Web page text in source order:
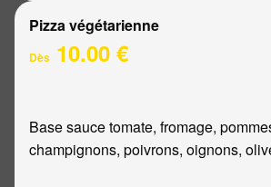
Pizza végétarienne
Dès 10.00 €
Base sauce tomate, fromage,
champignons, poivrons, oignons,